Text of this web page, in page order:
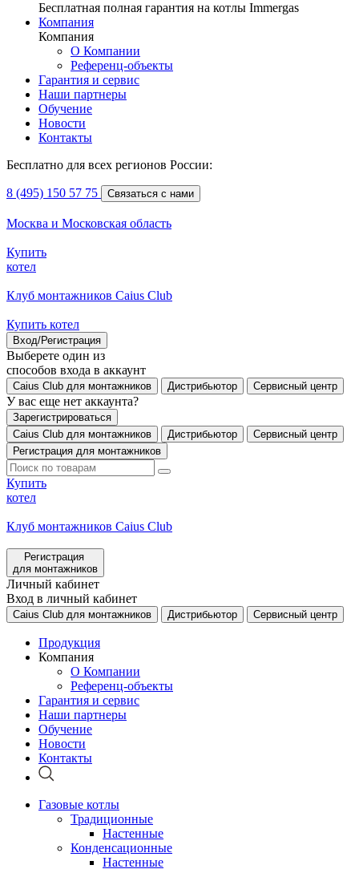
Бесплатная полная гарантия на котлы Immergas
Компания
Компания
О Компании
Референц-объекты
Гарантия и сервис
Наши партнеры
Обучение
Новости
Контакты
Бесплатно для всех регионов России:
8 (495) 150 57 75 Связаться с нами
Москва и Московская область
Купить
котел
Клуб монтажников Caius Club
Купить котел
Вход/Регистрация
Выберете один из
способов входа в аккаунт
Caius Club для монтажников Дистрибьютор Сервисный центр
У вас еще нет аккаунта?
Зарегистрироваться
Caius Club для монтажников
Дистрибьютор
Сервисный центр
Регистрация для монтажников
Купить
котел
Клуб монтажников Caius Club
Регистрация
для монтажников
Личный кабинет
Вход в личный кабинет
Caius Club для монтажников Дистрибьютор Сервисный центр
Продукция
Компания
О Компании
Референц-объекты
Гарантия и сервис
Наши партнеры
Обучение
Новости
Контакты
Газовые котлы
Традиционные
Настенные
Конденсационные
Настенные